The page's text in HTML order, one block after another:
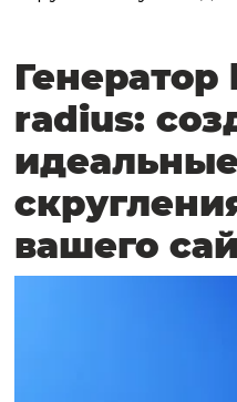
Генератор
radius:
идеальные
вашего